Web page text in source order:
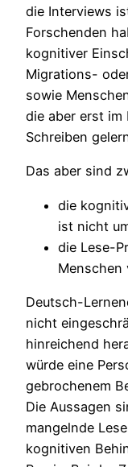
die Interviews
Forschenden
kognitiver
Migrations-
sowie
die aber erst im
Schreiben
Das aber sind
die
ist nicht
die Lese-
Menschen
Deutsch-
nicht
hinreichend
würde eine
gebrochenem
Die Aussagen
mangelnde
kognitiven